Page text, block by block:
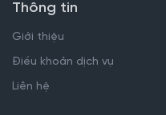
Thông tin
Giới thiệu
Điều khoản dịch vụ
Liên hệ